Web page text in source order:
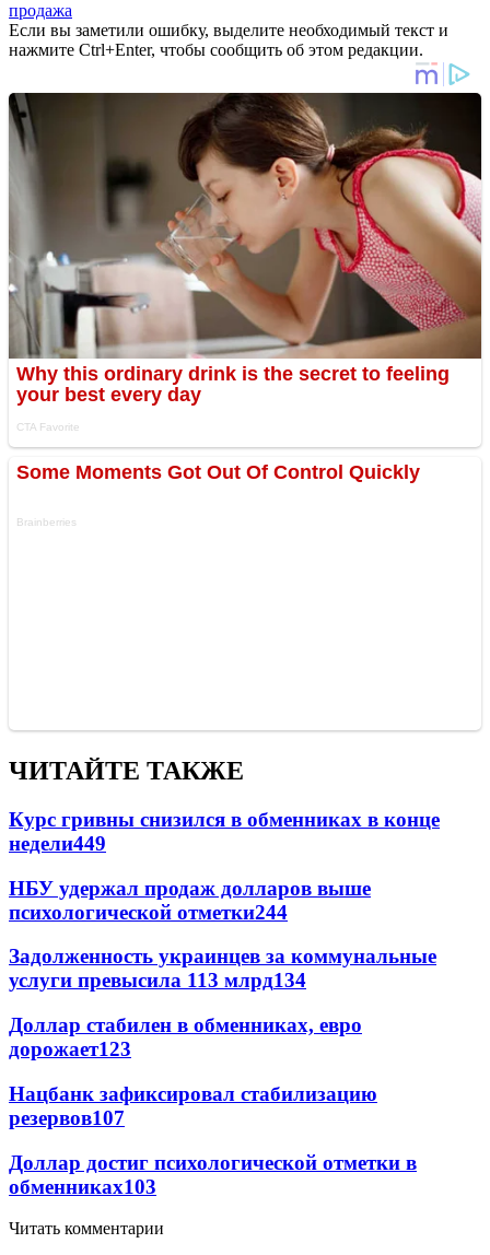
продажа
Если вы заметили ошибку, выделите необходимый текст и
нажмите Ctrl+Enter, чтобы сообщить об этом редакции.
ЧИТАЙТЕ ТАКЖЕ
Курс гривны снизился в обменниках в конце
недели449
НБУ удержал продаж долларов выше
психологической отметки244
Задолженность украинцев за коммунальные
услуги превысила 113 млрд134
Доллар стабилен в обменниках, евро
дорожает123
Нацбанк зафиксировал стабилизацию
резервов107
Доллар достиг психологической отметки в
обменниках103
Читать комментарии